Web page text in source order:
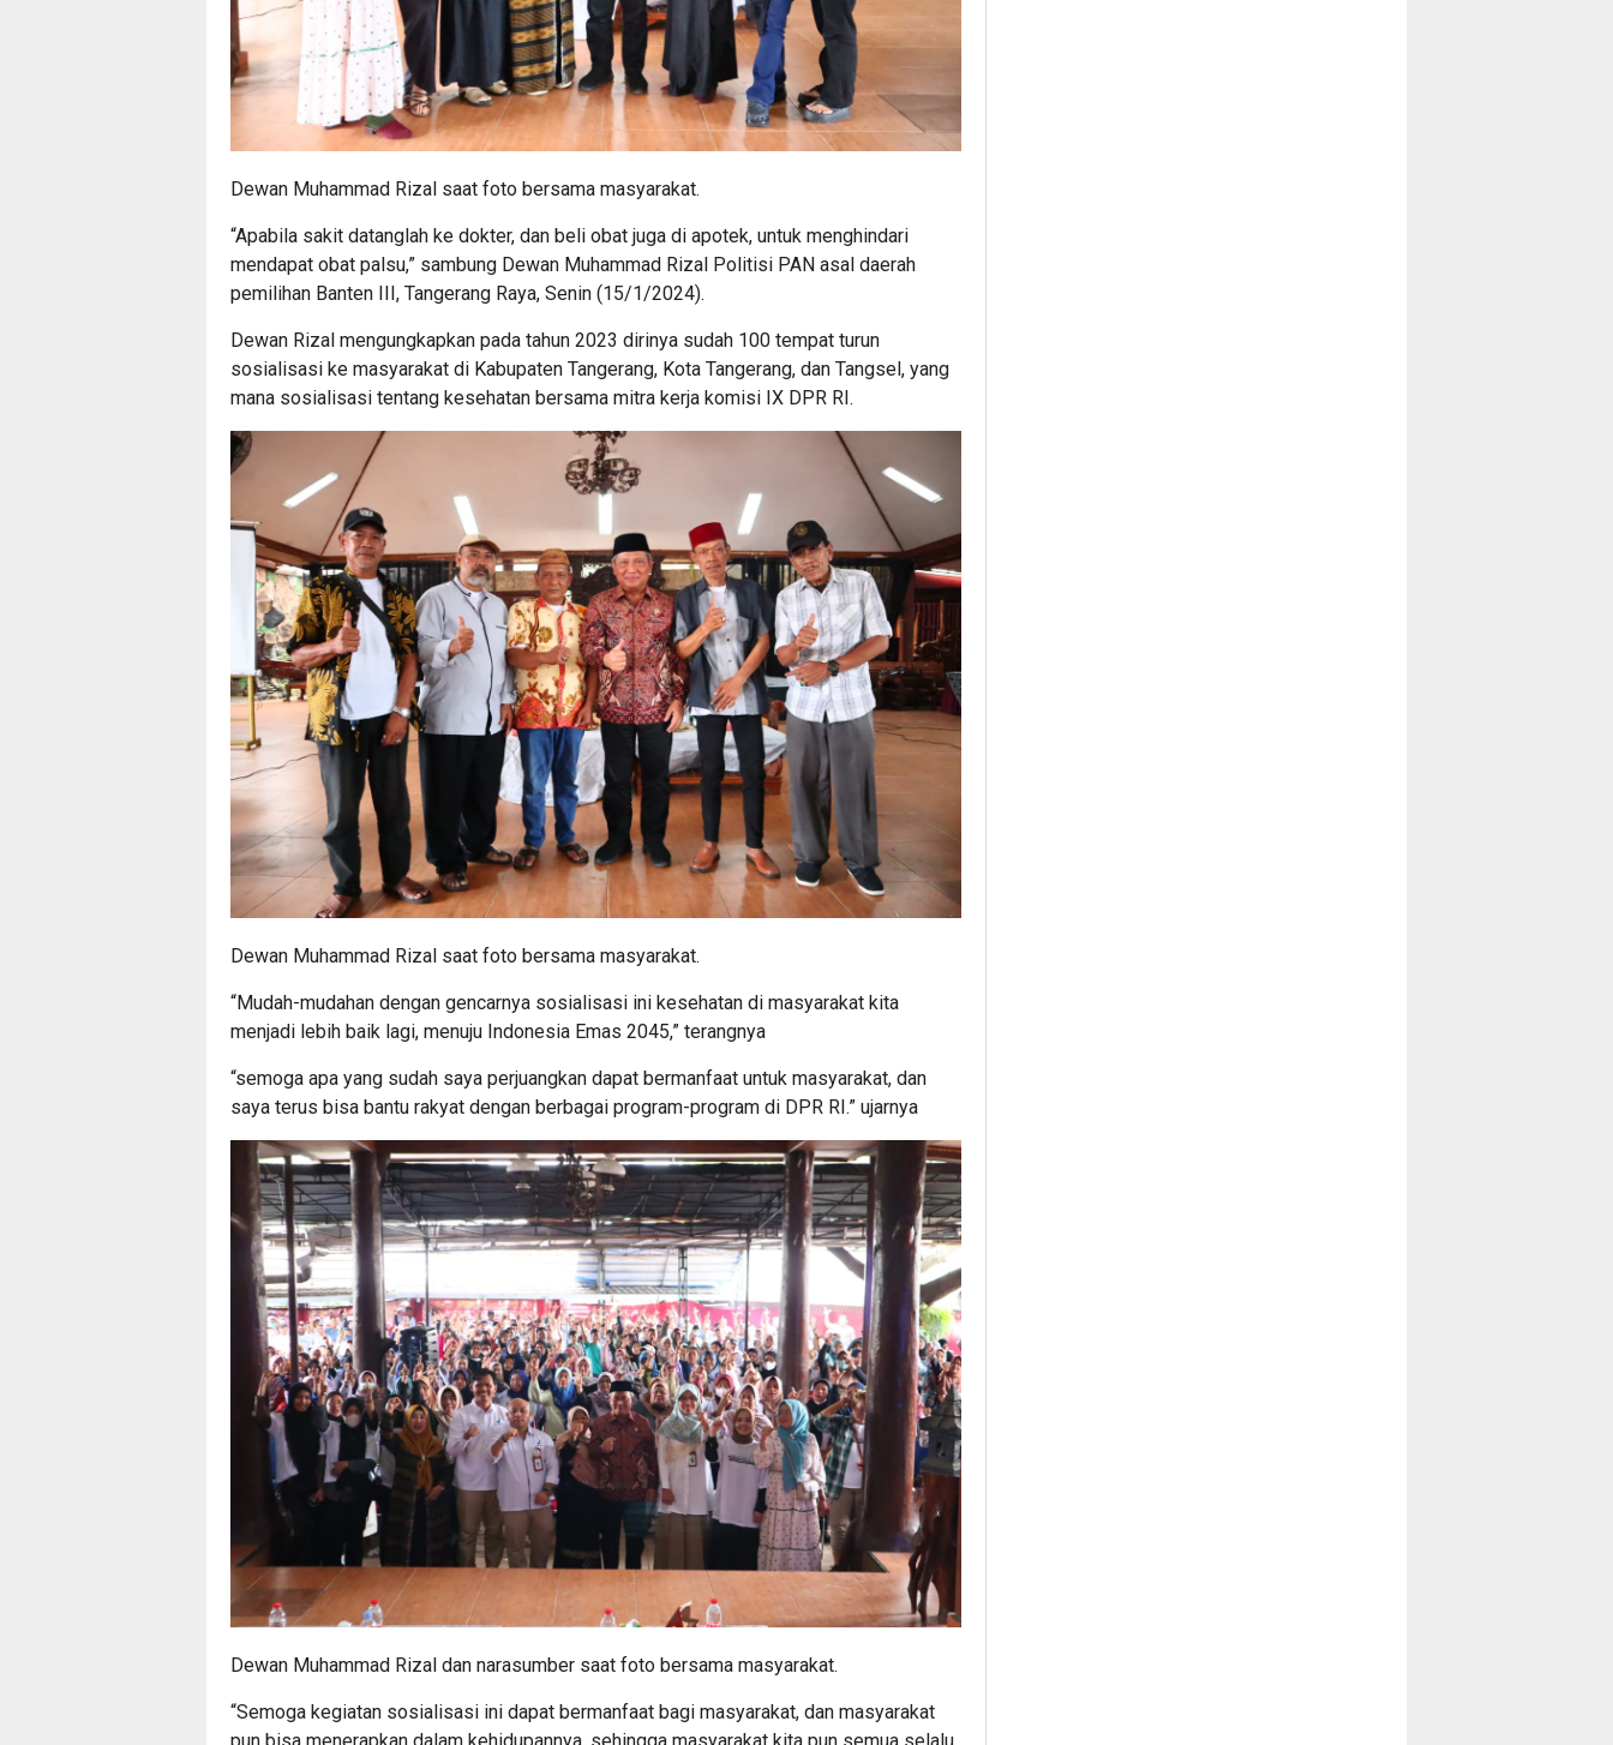
Dewan Muhammad Rizal saat foto bersama masyarakat.
“Apabila sakit datanglah ke dokter, dan beli obat juga di apotek, untuk menghindari
mendapat obat palsu,” sambung Dewan Muhammad Rizal Politisi PAN asal daerah
pemilihan Banten III, Tangerang Raya, Senin (15/1/2024).
Dewan Rizal mengungkapkan pada tahun 2023 dirinya sudah 100 tempat turun
sosialisasi ke masyarakat di Kabupaten Tangerang, Kota Tangerang, dan Tangsel, yang
mana sosialisasi tentang kesehatan bersama mitra kerja komisi IX DPR RI.
Dewan Muhammad Rizal saat foto bersama masyarakat.
“Mudah-mudahan dengan gencarnya sosialisasi ini kesehatan di masyarakat kita
menjadi lebih baik lagi, menuju Indonesia Emas 2045,” terangnya
“semoga apa yang sudah saya perjuangkan dapat bermanfaat untuk masyarakat, dan
saya terus bisa bantu rakyat dengan berbagai program-program di DPR RI.” ujarnya
Dewan Muhammad Rizal dan narasumber saat foto bersama masyarakat.
“Semoga kegiatan sosialisasi ini dapat bermanfaat bagi masyarakat, dan masyarakat